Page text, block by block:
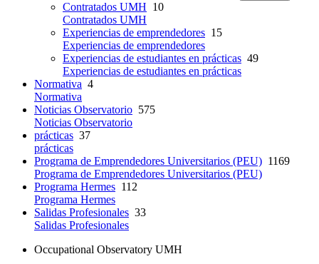
Contratados UMH 10
Contratados UMH
Experiencias de emprendedores 15
Experiencias de emprendedores
Experiencias de estudiantes en prácticas 49
Experiencias de estudiantes en prácticas
Normativa 4
Normativa
Noticias Observatorio 575
Noticias Observatorio
prácticas 37
prácticas
Programa de Emprendedores Universitarios (PEU) 1169
Programa de Emprendedores Universitarios (PEU)
Programa Hermes 112
Programa Hermes
Salidas Profesionales 33
Salidas Profesionales
Occupational Observatory UMH